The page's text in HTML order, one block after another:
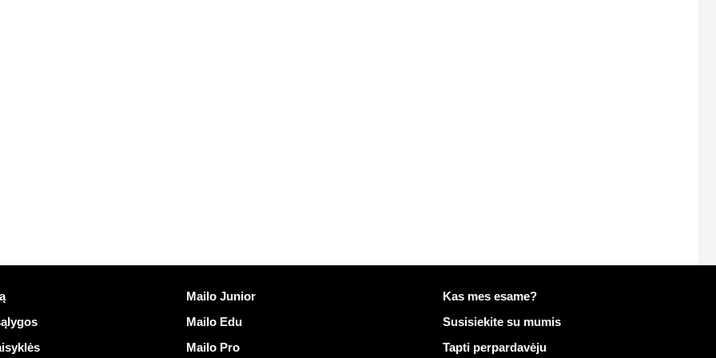
Atrasti Mailo
Mailo Junior
Mailo Edu
Mailo Pro
Daugiau informacijos apie Mailo
Kas mes esame?
Susisiekite su mumis
Tapti perpardavėju